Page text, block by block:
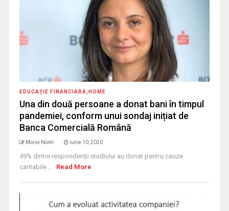
EDUCAŢIE FINANCIARĂ HOME
Una din două persoane a donat bani în timpul
pandemiei, conform unui sondaj inițiat de
Banca Comercială Română
Moise Norel iunie 10, 2020
49% dintre respondenții studiului au donat pentru cauze
caritabile ... Read More